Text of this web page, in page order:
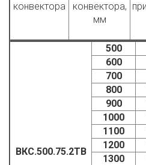
конвектора
конвектора,
мм
ВКС.500.75.2ТВ
500
600
700
800
900
1000
1100
1200
1300